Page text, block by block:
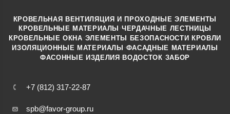
+7 (812) 317-22-87
spb@favor-group.ru
КРОВЕЛЬНАЯ ВЕНТИЛЯЦИЯ И ПРОХОДНЫЕ ЭЛЕМЕНТЫ
КРОВЕЛЬНЫЕ МАТЕРИАЛЫ ·ЧЕРДАЧНЫЕ ЛЕСТНИЦЫ
КРОВЕЛЬНЫЕ ОКНА ·ЭЛЕМЕНТЫ БЕЗОПАСНОСТИ КРОВЛИ
ИЗОЛЯЦИОННЫЕ МАТЕРИАЛЫ ·ФАСАДНЫЕ МАТЕРИАЛЫ
ФАСОННЫЕ ИЗДЕЛИЯ·ВОДОСТОК ·ЗАБОР